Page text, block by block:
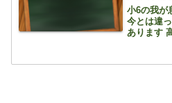
小6の我が
今とは違
あります
必須にな